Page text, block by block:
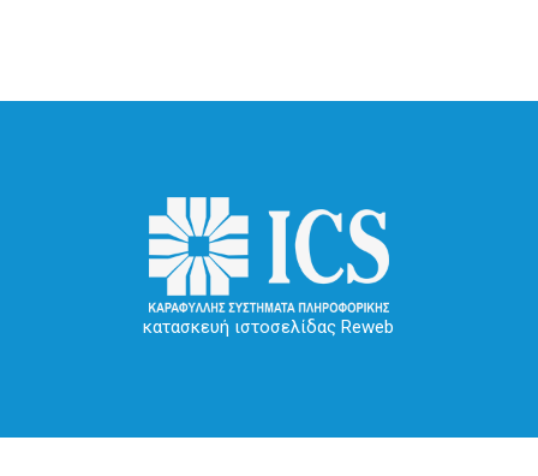
κατασκευή ιστοσελίδας Reweb